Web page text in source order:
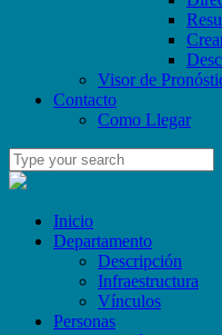
Visor de
Contacto
Como Llegar
Inicio
Departamento
Descripción
Infraestructura
Vínculos
Personas